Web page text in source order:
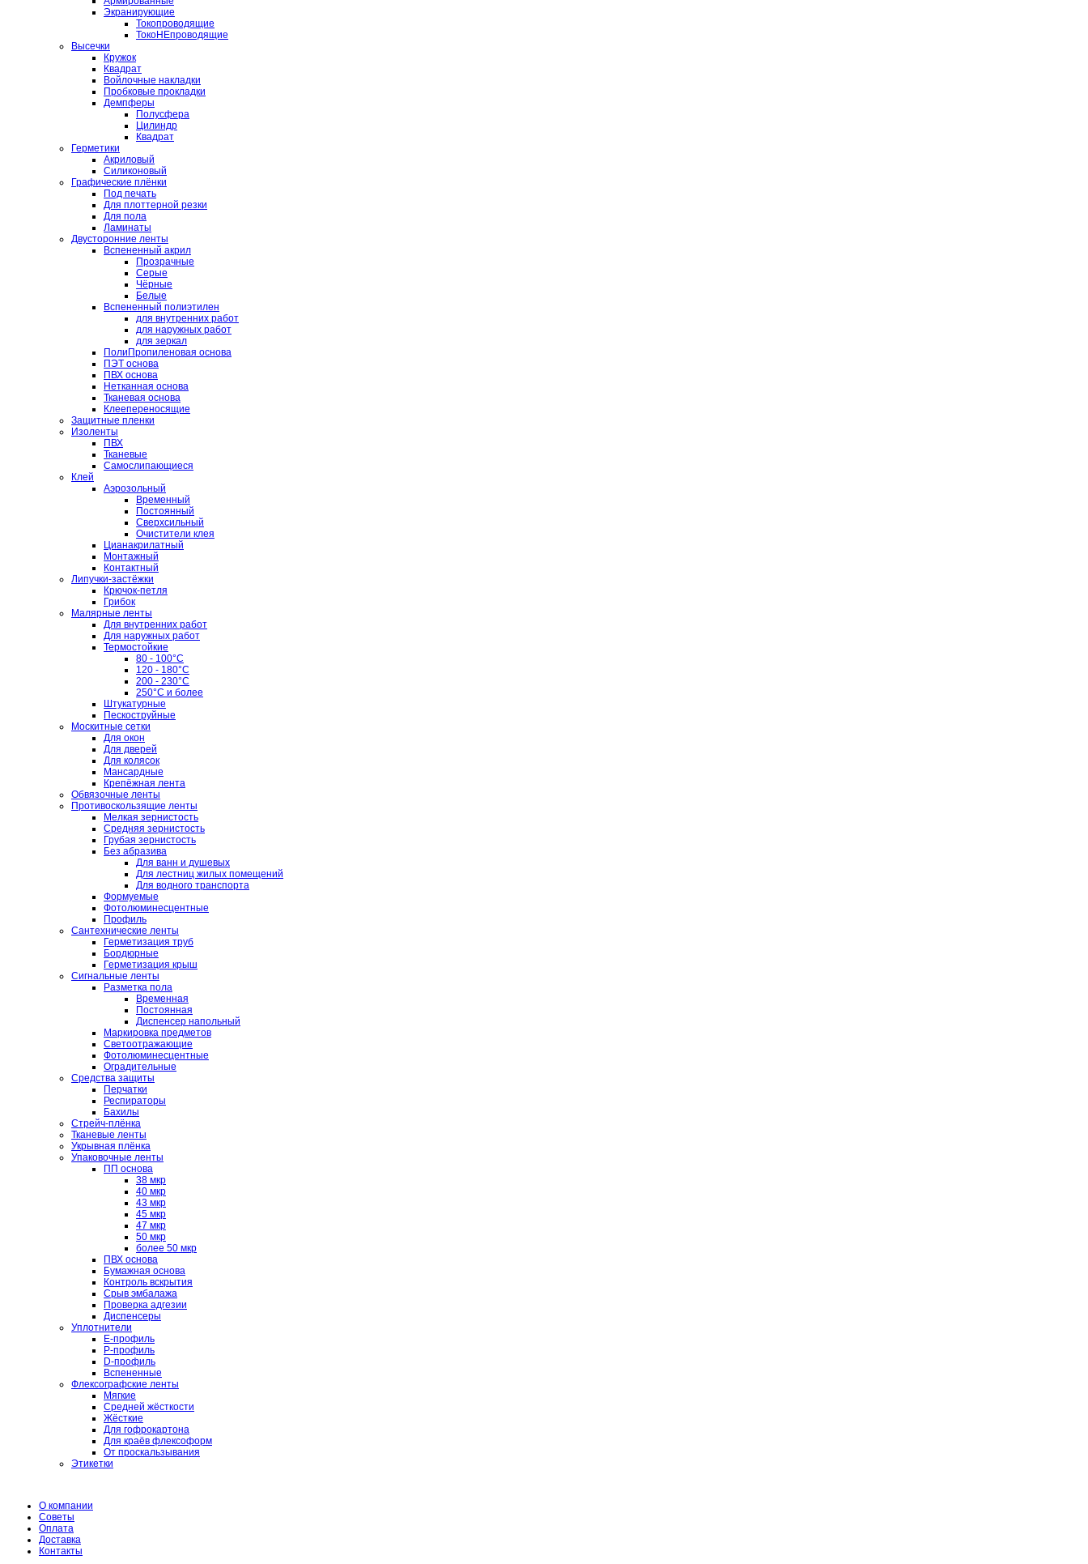
Экранирующие
Токопроводящие
ТокоНЕпроводящие
Высечки
Кружок
Квадрат
Войлочные накладки
Пробковые прокладки
Демпферы
Полусфера
Цилиндр
Квадрат
Герметики
Акриловый
Силиконовый
Графические плёнки
Под печать
Для плоттерной резки
Для пола
Ламинаты
Двусторонние ленты
Вспененный акрил
Прозрачные
Серые
Чёрные
Белые
Вспененный полиэтилен
для внутренних работ
для наружных работ
для зеркал
ПолиПропиленовая основа
ПЭТ основа
ПВХ основа
Нетканная основа
Тканевая основа
Клеепереносящие
Защитные пленки
Изоленты
ПВХ
Тканевые
Самослипающиеся
Клей
Аэрозольный
Временный
Постоянный
Сверхсильный
Очистители клея
Цианакрилатный
Монтажный
Контактный
Липучки-застёжки
Крючок-петля
Грибок
Малярные ленты
Для внутренних работ
Для наружных работ
Термостойкие
80 - 100°C
120 - 180°C
200 - 230°C
250°C и более
Штукатурные
Пескоструйные
Москитные сетки
Для окон
Для дверей
Для колясок
Мансардные
Крепёжная лента
Обвязочные ленты
Противоскользящие ленты
Мелкая зернистость
Средняя зернистость
Грубая зернистость
Без абразива
Для ванн и душевых
Для лестниц жилых помещений
Для водного транспорта
Формуемые
Фотолюминесцентные
Профиль
Сантехнические ленты
Герметизация труб
Бордюрные
Герметизация крыш
Сигнальные ленты
Разметка пола
Временная
Постоянная
Диспенсер напольный
Маркировка предметов
Светоотражающие
Фотолюминесцентные
Оградительные
Средства защиты
Перчатки
Респираторы
Бахилы
Стрейч-плёнка
Тканевые ленты
Укрывная плёнка
Упаковочные ленты
ПП основа
38 мкр
40 мкр
43 мкр
45 мкр
47 мкр
50 мкр
более 50 мкр
ПВХ основа
Бумажная основа
Контроль вскрытия
Срыв эмбалажа
Проверка адгезии
Диспенсеры
Уплотнители
E-профиль
P-профиль
D-профиль
Вспененные
Флексографские ленты
Мягкие
Средней жёсткости
Жёсткие
Для гофрокартона
Для краёв флексоформ
От проскальзывания
Этикетки
О компании
Советы
Оплата
Доставка
Контакты